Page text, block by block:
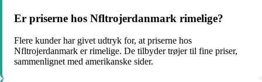
Er priserne hos Nfltrojerdanmark rimelige?
Flere kunder har givet udtryk for, at priserne hos
Nfltrojerdanmark er rimelige. De tilbyder trøjer til fine priser,
sammenlignet med amerikanske sider.